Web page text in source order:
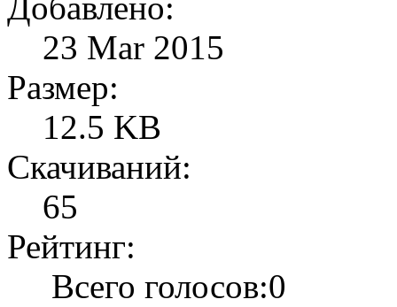
Добавлено:
23 Mar 2015
Размер:
12.5 KB
Скачиваний:
65
Рейтинг:
Всего голосов:0